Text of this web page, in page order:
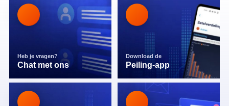
Heb je vragen?
Chat met ons
Download de
Peiling-app